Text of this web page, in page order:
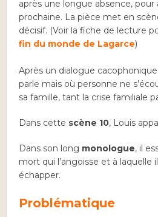
après une longue absence,
prochaine. La pièce met en
décisif. (Voir la fiche de lecture
fin du monde de Lagarce)
Après un dialogue
parle mais où personne ne
sa famille, tant la crise familiale
Dans cette scène 10, Louis
Dans son long monologue, il
mort qui l’angoisse et à laquelle
échapper.
Problématique